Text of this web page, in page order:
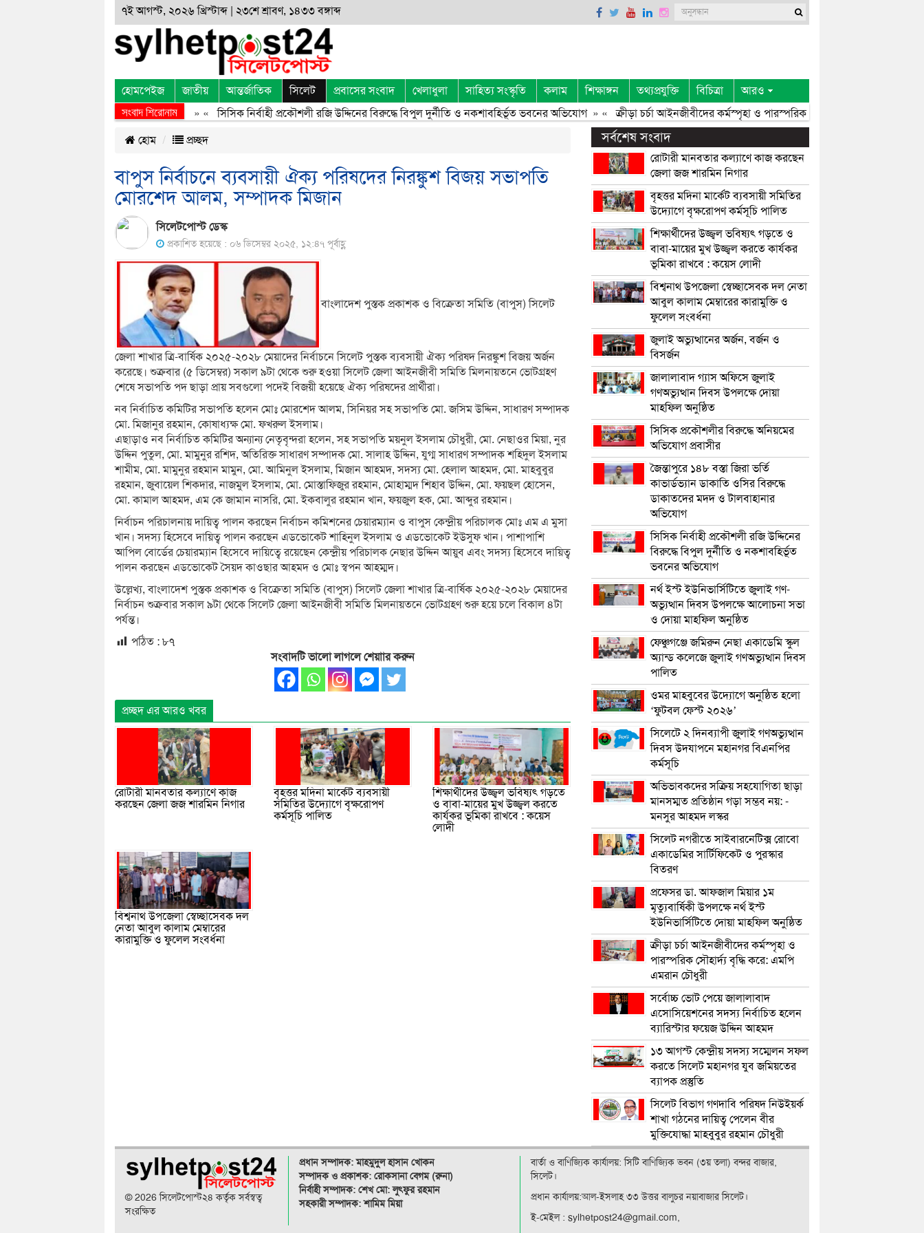
৭ই আগস্ট, ২০২৬ খ্রিস্টাব্দ | ২৩শে শ্রাবণ, ১৪৩৩ বঙ্গাব্দ
হোমপেইজ জাতীয় আন্তর্জাতিক সিলেট প্রবাসের সংবাদ খেলাধুলা সাহিত্য সংস্কৃতি কলাম শিক্ষাঙ্গন তথ্যপ্রযুক্তি বিচিত্রা আরও
সংবাদ শিরোনাম
জুলাই অভ্যুত্থানের অর্জন, বর্জন ও বিসর্জন» « সিসিক নির্বাহী প্রকৌশলী রজি উদ্দিনের বিরুদ্ধে বিপুল দুর্নীতি ও নকশাবহির্ভূত ভবনের অভিযোগ» « ক্রীড়া চর্চা আইনজীবীদের কর্মস্পৃহা ও পারস্পরিক সৌহার্দ্য বৃদ্ধি করে: এমপি
হোম
প্রচ্ছদ
বাপুস নির্বাচনে ব্যবসায়ী ঐক্য পরিষদের নিরঙ্কুশ বিজয় সভাপতি
মোরশেদ আলম, সম্পাদক মিজান
সিলেটপোস্ট ডেস্ক
প্রকাশিত হয়েছে : ০৬ ডিসেম্বর ২০২৫, ১২:৪৭ পূর্বাহ্ণ
বাংলাদেশ পুস্তক প্রকাশক ও বিক্রেতা সমিতি (বাপুস) সিলেট
জেলা শাখার ত্রি-বার্ষিক ২০২৫-২০২৮ মেয়াদের নির্বাচনে সিলেট পুস্তক ব্যবসায়ী ঐক্য পরিষদ নিরঙ্কুশ বিজয় অর্জন
করেছে। শুক্রবার (৫ ডিসেম্বর) সকাল ৯টা থেকে শুরু হওয়া সিলেট জেলা আইনজীবী সমিতি মিলনায়তনে ভোটগ্রহণ
শেষে সভাপতি পদ ছাড়া প্রায় সবগুলো পদেই বিজয়ী হয়েছে ঐক্য পরিষদের প্রার্থীরা।
নব নির্বাচিত কমিটির সভাপতি হলেন মোঃ মোরশেদ আলম, সিনিয়র সহ সভাপতি মো. জসিম উদ্দিন, সাধারণ সম্পাদক
মো. মিজানুর রহমান, কোষাধ্যক্ষ মো. ফখরুল ইসলাম।
এছাড়াও নব নির্বাচিত কমিটির অন্যান্য নেতৃবৃন্দরা হলেন, সহ সভাপতি ময়নুল ইসলাম চৌধুরী, মো. নেছাওর মিয়া, নুর
উদ্দিন পুতুল, মো. মামুনুর রশিদ, অতিরিক্ত সাধারণ সম্পাদক মো. সালাহ উদ্দিন, যুগ্ম সাধারণ সম্পাদক শহিদুল ইসলাম
শামীম, মো. মামুনুর রহমান মামুন, মো. আমিনুল ইসলাম, মিজান আহমদ, সদস্য মো. হেলাল আহমদ, মো. মাহবুবুর
রহমান, জুবায়েল শিকদার, নাজমুল ইসলাম, মো. মোস্তাফিজুর রহমান, মোহাম্মদ শিহাব উদ্দিন, মো. ফয়ছল হোসেন,
মো. কামাল আহমদ, এম কে জামান নাসরি, মো. ইকবালুর রহমান খান, ফয়জুল হক, মো. আব্দুর রহমান।
নির্বাচন পরিচালনায় দায়িত্ব পালন করছেন নির্বাচন কমিশনের চেয়ারম্যান ও বাপুস কেন্দ্রীয় পরিচালক মোঃ এম এ মুসা
খান। সদস্য হিসেবে দায়িত্ব পালন করছেন এডভোকেট শাহিনুল ইসলাম ও এডভোকেট ইউসুফ খান। পাশাপাশি
আপিল বোর্ডের চেয়ারম্যান হিসেবে দায়িত্বে রয়েছেন কেন্দ্রীয় পরিচালক নেছার উদ্দিন আয়ুব এবং সদস্য হিসেবে দায়িত্ব
পালন করছেন এডভোকেট সৈয়দ কাওছার আহমদ ও মোঃ স্বপন আহম্মদ।
উল্লেখ্য, বাংলাদেশ পুস্তক প্রকাশক ও বিক্রেতা সমিতি (বাপুস) সিলেট জেলা শাখার ত্রি-বার্ষিক ২০২৫-২০২৮ মেয়াদের
নির্বাচন শুক্রবার সকাল ৯টা থেকে সিলেট জেলা আইনজীবী সমিতি মিলনায়তনে ভোটগ্রহণ শুরু হয়ে চলে বিকাল ৪টা
পর্যন্ত।
পঠিত : ৮৭
সংবাদটি ভালো লাগলে শেয়াার করুন
প্রচ্ছদ এর আরও খবর
রোটারী মানবতার কল্যাণে কাজ
করছেন জেলা জজ শারমিন নিগার
বৃহত্তর মদিনা মার্কেট ব্যবসায়ী
সমিতির উদ্যোগে বৃক্ষরোপণ
কর্মসূচি পালিত
শিক্ষার্থীদের উজ্জ্বল ভবিষ্যৎ গড়তে
ও বাবা-মায়ের মুখ উজ্জ্বল করতে
কার্যকর ভূমিকা রাখবে : কয়েস
লোদী
বিশ্বনাথ উপজেলা স্বেচ্ছাসেবক দল
নেতা আবুল কালাম মেম্বারের
কারামুক্তি ও ফুলেল সংবর্ধনা
সর্বশেষ সংবাদ
রোটারী মানবতার কল্যাণে কাজ করছেন
জেলা জজ শারমিন নিগার
বৃহত্তর মদিনা মার্কেট ব্যবসায়ী সমিতির
উদ্যোগে বৃক্ষরোপণ কর্মসূচি পালিত
শিক্ষার্থীদের উজ্জ্বল ভবিষ্যৎ গড়তে ও
বাবা-মায়ের মুখ উজ্জ্বল করতে কার্যকর
ভূমিকা রাখবে : কয়েস লোদী
বিশ্বনাথ উপজেলা স্বেচ্ছাসেবক দল নেতা
আবুল কালাম মেম্বারের কারামুক্তি ও
ফুলেল সংবর্ধনা
জুলাই অভ্যুত্থানের অর্জন, বর্জন ও
বিসর্জন
জালালাবাদ গ্যাস অফিসে জুলাই
গণঅভ্যুত্থান দিবস উপলক্ষে দোয়া
মাহফিল অনুষ্ঠিত
সিসিক প্রকৌশলীর বিরুদ্ধে অনিয়মের
অভিযোগ প্রবাসীর
জৈন্তাপুরে ১৪৮ বস্তা জিরা ভর্তি
কাভার্ডভ্যান ডাকাতি ওসির বিরুদ্ধে
ডাকাতদের মদদ ও টালবাহানার
অভিযোগ
সিসিক নির্বাহী প্রকৌশলী রজি উদ্দিনের
বিরুদ্ধে বিপুল দুর্নীতি ও নকশাবহির্ভূত
ভবনের অভিযোগ
নর্থ ইস্ট ইউনিভার্সিটিতে জুলাই গণ-
অভ্যুত্থান দিবস উপলক্ষে আলোচনা সভা
ও দোয়া মাহফিল অনুষ্ঠিত
ফেঞ্চুগঞ্জে জমিরুন নেছা একাডেমি স্কুল
অ্যান্ড কলেজে জুলাই গণঅভ্যুত্থান দিবস
পালিত
ওমর মাহবুবের উদ্যোগে অনুষ্ঠিত হলো
‘ফুটবল ফেস্ট ২০২৬’
সিলেটে ২ দিনব্যাপী জুলাই গণঅভ্যুত্থান
দিবস উদযাপনে মহানগর বিএনপির
কর্মসূচি
অভিভাবকদের সক্রিয় সহযোগিতা ছাড়া
মানসম্মত প্রতিষ্ঠান গড়া সম্ভব নয়: -
মনসুর আহমদ লস্কর
সিলেট নগরীতে সাইবারনেটিক্স রোবো
একাডেমির সার্টিফিকেট ও পুরস্কার
বিতরণ
প্রফেসর ডা. আফজাল মিয়ার ১ম
মৃত্যুবার্ষিকী উপলক্ষে নর্থ ইস্ট
ইউনিভার্সিটিতে দোয়া মাহফিল অনুষ্ঠিত
ক্রীড়া চর্চা আইনজীবীদের কর্মস্পৃহা ও
পারস্পরিক সৌহার্দ্য বৃদ্ধি করে: এমপি
এমরান চৌধুরী
সর্বোচ্চ ভোট পেয়ে জালালাবাদ
এসোসিয়েশনের সদস্য নির্বাচিত হলেন
ব্যারিস্টার ফয়েজ উদ্দিন আহমদ
১৩ আগস্ট কেন্দ্রীয় সদস্য সম্মেলন সফল
করতে সিলেট মহানগর যুব জমিয়তের
ব্যাপক প্রস্তুতি
সিলেট বিভাগ গণদাবি পরিষদ নিউইয়র্ক
শাখা গঠনের দায়িত্ব পেলেন বীর
মুক্তিযোদ্ধা মাহবুবুর রহমান চৌধুরী
© 2026 সিলেটপোস্ট২৪ কর্তৃক সর্বস্বত্ব
সংরক্ষিত
প্রধান সম্পাদক: মাহমুদুল হাসান খোকন
সম্পাদক ও প্রকাশক: রোকসানা বেগম (রুনা)
নির্বাহী সম্পাদক: শেখ মো: লুৎফুর রহমান
সহকারী সম্পাদক: শামিম মিয়া
বার্তা ও বাণিজ্যিক কার্যালয়: সিটি বাণিজ‍্যিক ভবন (৩য় তলা) বন্দর বাজার,
সিলেট।
প্রধান কার্যালয়:আল-ইসলাহ ৩৩ উত্তর বালুচর নয়াবাজার সিলেট।
ই-মেইল : sylhetpost24@gmail.com,